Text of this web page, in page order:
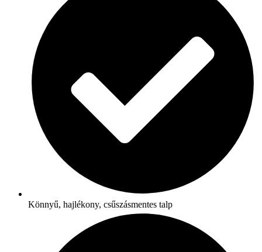
Könnyű, hajlékony, csűszásmentes talp